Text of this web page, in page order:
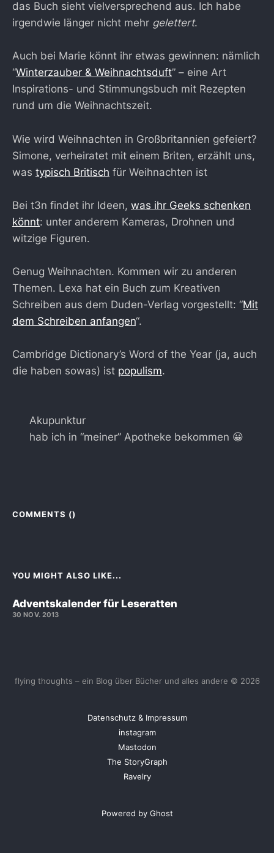
das Buch sieht vielversprechend aus. Ich habe
irgendwie länger nicht mehr gelettert.
Auch bei Marie könnt ihr etwas gewinnen: nämlich
“Winterzauber & Weihnachtsduft” – eine Art
Inspirations- und Stimmungsbuch mit Rezepten
rund um die Weihnachtszeit.
Wie wird Weihnachten in Großbritannien gefeiert?
Simone, verheiratet mit einem Briten, erzählt uns,
was typisch Britisch für Weihnachten ist
Bei t3n findet ihr Ideen, was ihr Geeks schenken
könnt: unter anderem Kameras, Drohnen und
witzige Figuren.
Genug Weihnachten. Kommen wir zu anderen
Themen. Lexa hat ein Buch zum Kreativen
Schreiben aus dem Duden-Verlag vorgestellt: “Mit
dem Schreiben anfangen“.
Cambridge Dictionary’s Word of the Year (ja, auch
die haben sowas) ist populism.
Akupunktur
hab ich in “meiner” Apotheke bekommen 😀
COMMENTS ()
YOU MIGHT ALSO LIKE...
Adventskalender für Leseratten
30 NOV. 2013
flying thoughts – ein Blog über Bücher und alles andere © 2026
Datenschutz & Impressum
instagram
Mastodon
The StoryGraph
Ravelry
Powered by Ghost